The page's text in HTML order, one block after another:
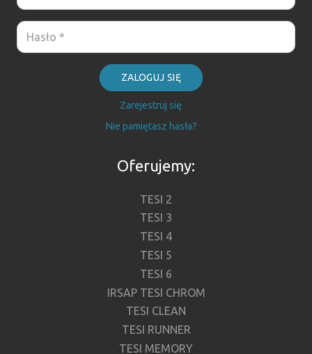
ZALOGUJ SIĘ
Zarejestruj się
Nie pamiętasz hasła?
Oferujemy:
TESI 2
TESI 3
TESI 4
TESI 5
TESI 6
IRSAP TESI CHROM
TESI CLEAN
TESI RUNNER
TESI MEMORY